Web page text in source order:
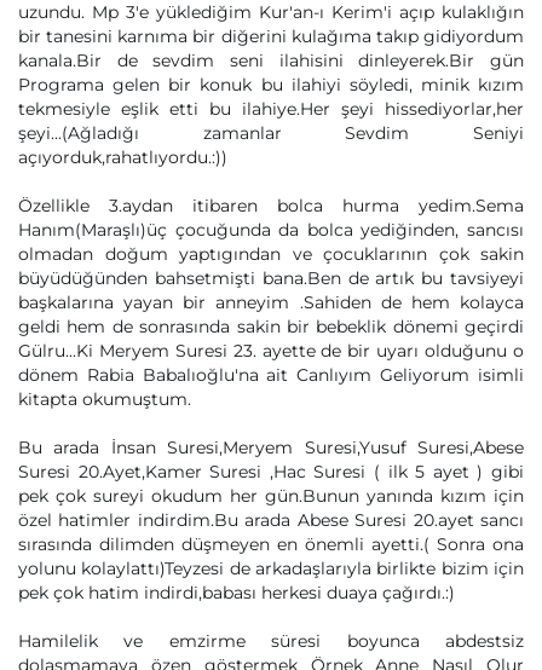
uzundu. Mp 3'e yüklediğim Kur'an-ı Kerim'i açıp kulaklığın
bir tanesini karnıma bir diğerini kulağıma takıp gidiyordum
kanala.Bir de sevdim seni ilahisini dinleyerek.Bir gün
Programa gelen bir konuk bu ilahiyi söyledi, minik kızım
tekmesiyle eşlik etti bu ilahiye.Her şeyi hissediyorlar,her
şeyi...(Ağladığı zamanlar Sevdim Seniyi
açıyorduk,rahatlıyordu.:))
Özellikle 3.aydan itibaren bolca hurma yedim.Sema
Hanım(Maraşlı)üç çocuğunda da bolca yediğinden, sancısı
olmadan doğum yaptıgından ve çocuklarının çok sakin
büyüdüğünden bahsetmişti bana.Ben de artık bu tavsiyeyi
başkalarına yayan bir anneyim .Sahiden de hem kolayca
geldi hem de sonrasında sakin bir bebeklik dönemi geçirdi
Gülru...Ki Meryem Suresi 23. ayette de bir uyarı olduğunu o
dönem Rabia Babalıoğlu'na ait Canlıyım Geliyorum isimli
kitapta okumuştum.
Bu arada İnsan Suresi,Meryem Suresi,Yusuf Suresi,Abese
Suresi 20.Ayet,Kamer Suresi ,Hac Suresi ( ilk 5 ayet ) gibi
pek çok sureyi okudum her gün.Bunun yanında kızım için
özel hatimler indirdim.Bu arada Abese Suresi 20.ayet sancı
sırasında dilimden düşmeyen en önemli ayetti.( Sonra ona
yolunu kolaylattı)Teyzesi de arkadaşlarıyla birlikte bizim için
pek çok hatim indirdi,babası herkesi duaya çağırdı.:)
Hamilelik ve emzirme süresi boyunca abdestsiz
dolaşmamaya özen göstermek Örnek Anne Nasıl Olur